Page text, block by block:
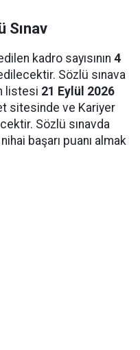
Sınav
kadro sayısının 4
Sözlü sınava
listesi 21 Eylül 2026
sitesinde ve Kariyer
Sözlü sınavda
başarı puanı almak